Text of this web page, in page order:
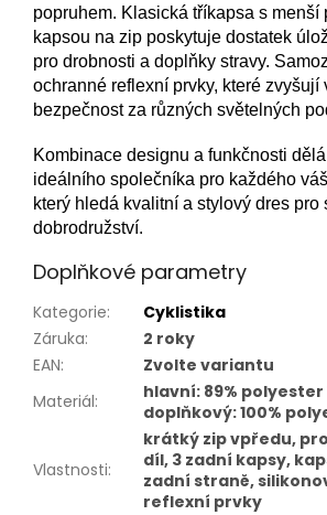
popruhem. Klasická tříkapsa s menší
kapsou na zip poskytuje dostatek
pro drobnosti a doplňky stravy.
ochranné reflexní prvky, které zvyšují
bezpečnost za různých světelných
Kombinace designu a funkčnosti
ideálního společníka pro každého
který hledá kvalitní a stylový dres pro
dobrodružství.
Doplňkové parametry
Kategorie:
Cyklistika
Záruka:
2 roky
EAN:
Zvolte variantu
Materiál:
hlavní: 89% polyester
doplňkový: 100%
Vlastnosti:
krátký zip vpředu,
díl, 3 zadní kapsy,
zadní straně,
reflexní prvky